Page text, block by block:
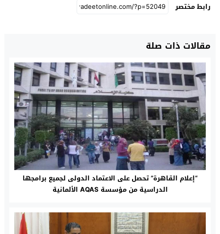
رابط مختصر
مقالات ذات صلة
“إعلام القاهرة” تحصل على الاعتماد الدولى لجميع برامجها
الدراسية من مؤسسة AQAS الألمانية